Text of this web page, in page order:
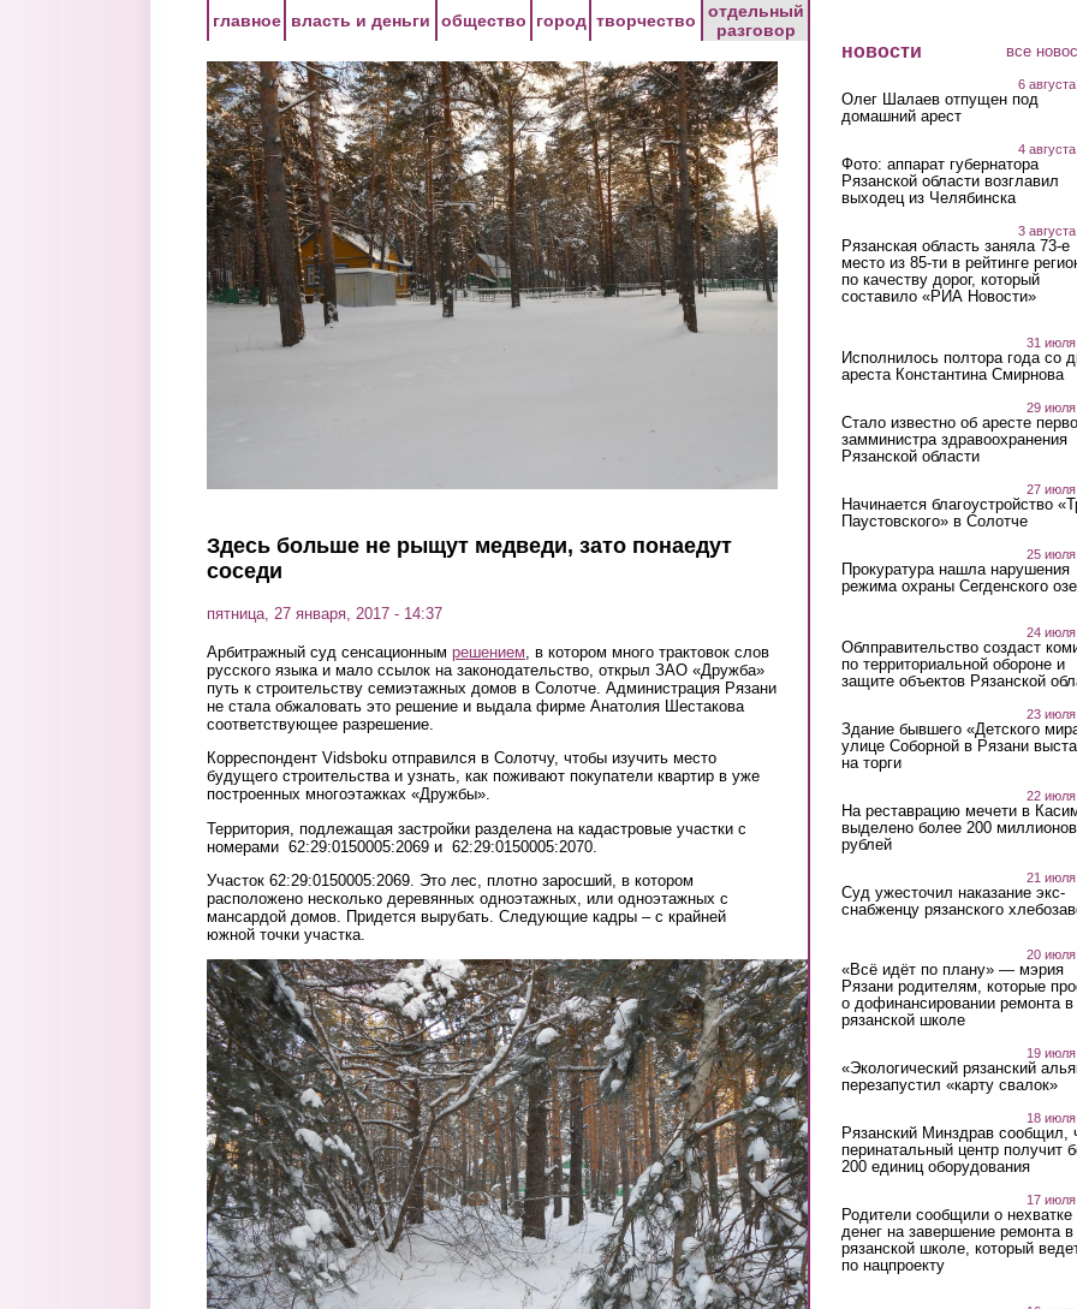
главное власть и деньги общество город творчество
отдельный
разговор
Здесь больше не рыщут медведи, зато понаедут
соседи
пятница, 27 января, 2017 - 14:37
Арбитражный суд сенсационным решением, в котором много трактовок слов
русского языка и мало ссылок на законодательство, открыл ЗАО «Дружба»
путь к строительству семиэтажных домов в Солотче. Администрация Рязани
не стала обжаловать это решение и выдала фирме Анатолия Шестакова
соответствующее разрешение.
Корреспондент Vidsboku отправился в Солотчу, чтобы изучить место
будущего строительства и узнать, как поживают покупатели квартир в уже
построенных многоэтажках «Дружбы».
Территория, подлежащая застройки разделена на кадастровые участки с
номерами 62:29:0150005:2069 и 62:29:0150005:2070.
Участок 62:29:0150005:2069. Это лес, плотно заросший, в котором
расположено несколько деревянных одноэтажных, или одноэтажных с
мансардой домов. Придется вырубать. Следующие кадры – с крайней
южной точки участка.
11.jpg
новости все
6
Олег Шалаев отпущен под
домашний арест
4
Фото: аппарат губернатора
Рязанской области возглавил
выходец из Челябинска
3
Рязанская область заняла 73-е
место из 85-ти в рейтинге
по качеству дорог, который
составило «РИА Новости»
31
Исполнилось полтора года со
ареста Константина Смирнова
29
Стало известно об аресте
замминистра здравоохранения
Рязанской области
27
Начинается благоустройство
Паустовского» в Солотче
25
Прокуратура нашла нарушения
режима охраны Сегденского
24
Облправительство создаст
по территориальной обороне и
защите объектов Рязанской
23 июля
Здание бывшего «Детского
улице Соборной в Рязани
на торги
22
На реставрацию мечети в
выделено более 200 миллионов
рублей
21
Суд ужесточил наказание экс-
снабженцу рязанского
20
«Всё идёт по плану» — мэрия
Рязани родителям, которые
о дофинансировании ремонта в
рязанской школе
19
«Экологический рязанский
перезапустил «карту свалок»
18
Рязанский Минздрав сообщил,
перинатальный центр получит
200 единиц оборудования
17
Родители сообщили о нехватке
денег на завершение ремонта в
рязанской школе, который
по нацпроекту